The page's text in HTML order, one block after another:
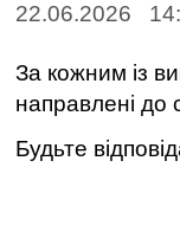
22.06.2026
За кожним із
направлені до
Будьте